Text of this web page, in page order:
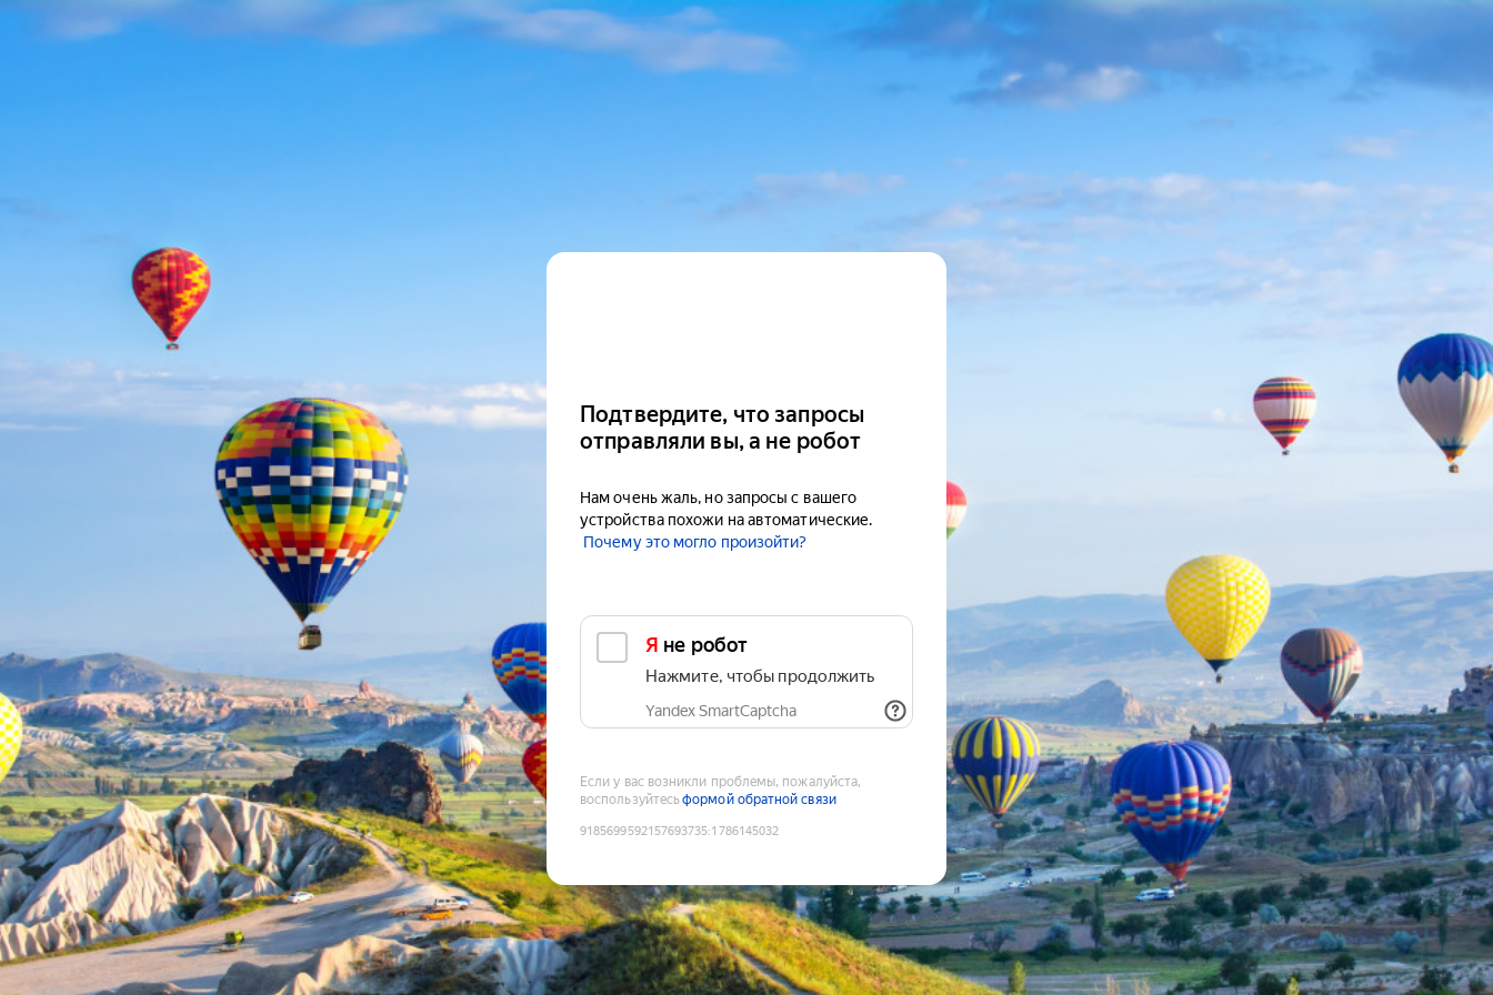
Подтвердите, что запросы
отправляли вы, а не робот
Нам очень жаль, но запросы с вашего
устройства похожи на автоматические.
Почему это могло произойти?
Я не робот
Нажмите, чтобы продолжить
Yandex SmartCaptcha
Если у вас возникли проблемы, пожалуйста,
воспользуйтесьформой обратной связи
9185699592157693735:1786145032